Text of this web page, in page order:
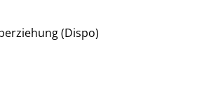
(Dispo)